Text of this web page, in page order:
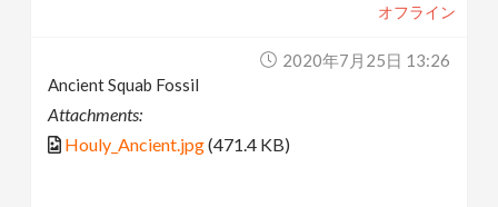
オフライン
2020年7月25日 13:26
Ancient Squab Fossil
Attachments:
Houly_Ancient.jpg(471.4 KB)